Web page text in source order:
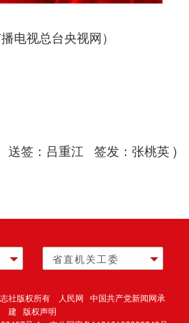
电视总台央视网）
送签：吕重江 签发：张桃英 )
省直机关工委
社版权所有 人民网 中国共产党新闻网承
建 版权声明